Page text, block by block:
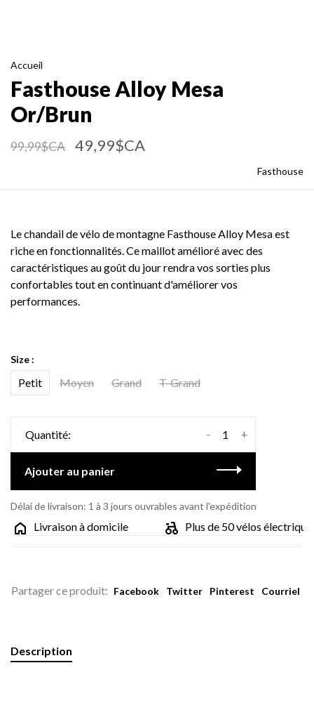
Accueil
Fasthouse Alloy Mesa
Or/Brun
99,99$CA 49,99$CA
Fasthouse
Le chandail de vélo de montagne Fasthouse Alloy Mesa est
riche en fonctionnalités. Ce maillot amélioré avec des
caractéristiques au goût du jour rendra vos sorties plus
confortables tout en continuant d'améliorer vos
performances.
Size :
Petit Moyen Grand T-Grand
Quantité: +
-
Ajouter au panier
Délai de livraison: 1 à 3 jours ouvrables avant l'expédition
Livraison à domicile Plus de 50 vélos électriques
Partager ce produit: Facebook Twitter Pinterest Courriel
Description